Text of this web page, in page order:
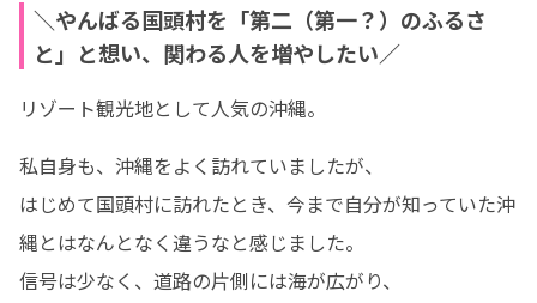
＼やんばる国頭村を「第二（第一？）のふるさ
と」と想い、関わる人を増やしたい／
リゾート観光地として人気の沖縄。
私自身も、沖縄をよく訪れていましたが、
はじめて国頭村に訪れたとき、今まで自分が知っていた沖
縄とはなんとなく違うなと感じました。
信号は少なく、道路の片側には海が広がり、